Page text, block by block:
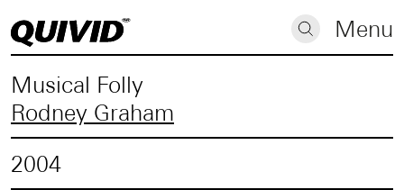
Menu
Musical Folly
Rodney Graham
2004